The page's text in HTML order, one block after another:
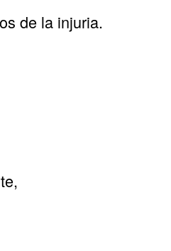
de la injuria.